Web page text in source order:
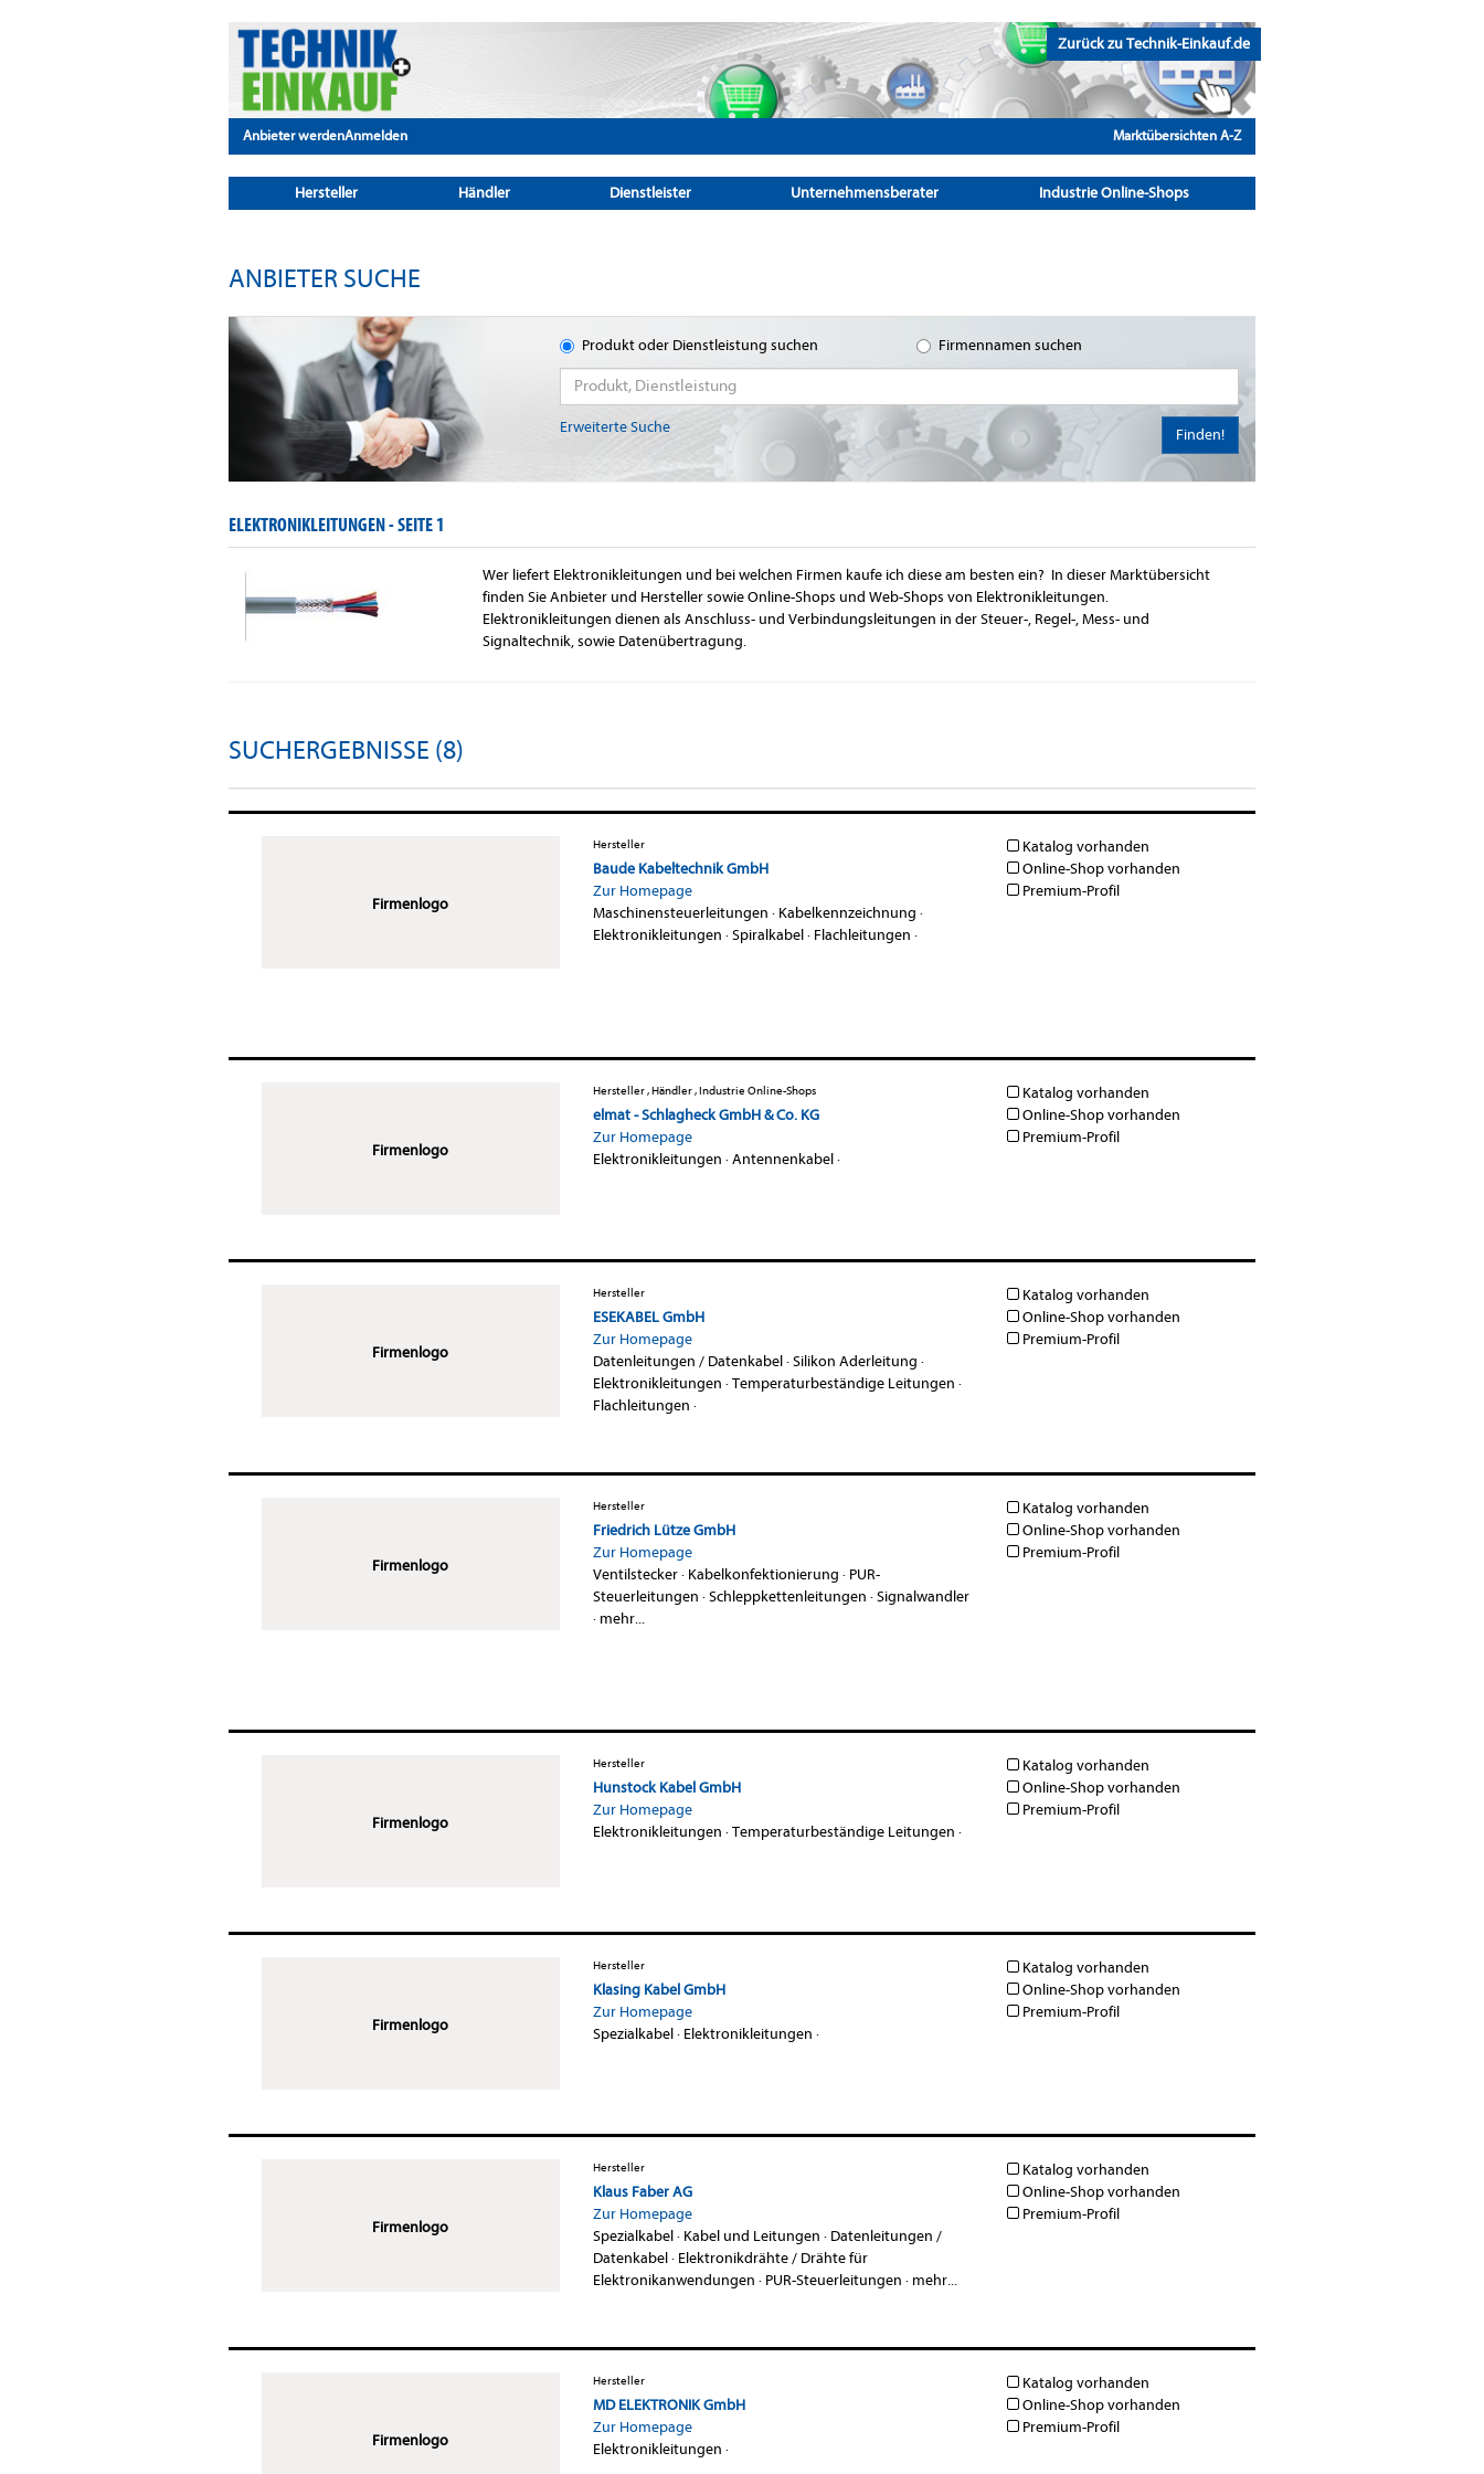
Zurück zu Technik-Einkauf.de
Anbieter werdenAnmelden Marktübersichten A-Z
Hersteller Händler Dienstleister Unternehmensberater Industrie Online-Shops
ANBIETER SUCHE
Produkt oder Dienstleistung suchen Firmennamen suchen
Erweiterte Suche Finden!
ELEKTRONIKLEITUNGEN -SEITE 1
Wer liefert Elektronikleitungen und bei welchen Firmen kaufe ich diese am besten ein? In dieser Marktübersicht
finden Sie Anbieter und Hersteller sowie Online-Shops und Web-Shops von Elektronikleitungen.
Elektronikleitungen dienen als Anschluss- und Verbindungsleitungen in der Steuer-, Regel-, Mess- und
Signaltechnik, sowie Datenübertragung.
SUCHERGEBNISSE (8)
Firmenlogo
Hersteller
Baude Kabeltechnik GmbH
Zur Homepage
Maschinensteuerleitungen · Kabelkennzeichnung ·
Elektronikleitungen ·Spiralkabel· Flachleitungen ·
Katalog vorhanden
Online-Shop vorhanden
Premium-Profil
Firmenlogo
Hersteller , Händler , Industrie Online-Shops
elmat - Schlagheck GmbH & Co. KG
Zur Homepage
Elektronikleitungen ·Antennenkabel·
Katalog vorhanden
Online-Shop vorhanden
Premium-Profil
Firmenlogo
Hersteller
ESEKABEL GmbH
Zur Homepage
Datenleitungen / Datenkabel·Silikon Aderleitung ·
Elektronikleitungen ·Temperaturbeständige Leitungen ·
Flachleitungen ·
Katalog vorhanden
Online-Shop vorhanden
Premium-Profil
Firmenlogo
Hersteller
Friedrich Lütze GmbH
Zur Homepage
Ventilstecker· Kabelkonfektionierung · PUR-
Steuerleitungen ·Schleppkettenleitungen ·Signalwandler
· mehr...
Katalog vorhanden
Online-Shop vorhanden
Premium-Profil
Firmenlogo
Hersteller
Hunstock Kabel GmbH
Zur Homepage
Elektronikleitungen ·Temperaturbeständige Leitungen ·
Katalog vorhanden
Online-Shop vorhanden
Premium-Profil
Firmenlogo
Hersteller
Klasing Kabel GmbH
Zur Homepage
Spezialkabel· Elektronikleitungen ·
Katalog vorhanden
Online-Shop vorhanden
Premium-Profil
Firmenlogo
Hersteller
Klaus Faber AG
Zur Homepage
Spezialkabel· Kabel und Leitungen · Datenleitungen /
Datenkabel· Elektronikdrähte / Drähte für
Elektronikanwendungen · PUR-Steuerleitungen · mehr...
Katalog vorhanden
Online-Shop vorhanden
Premium-Profil
Firmenlogo
Hersteller
MD ELEKTRONIK GmbH
Zur Homepage
Elektronikleitungen ·
Katalog vorhanden
Online-Shop vorhanden
Premium-Profil